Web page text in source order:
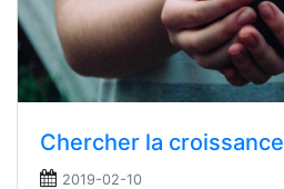
Chercher la croissance
2019-02-10